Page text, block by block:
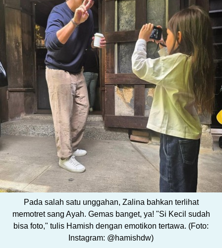
Pada salah satu unggahan, Zalina bahkan terlihat
memotret sang Ayah. Gemas banget, ya! "Si Kecil sudah
bisa foto," tulis Hamish dengan emotikon tertawa. (Foto:
Instagram: @hamishdw)